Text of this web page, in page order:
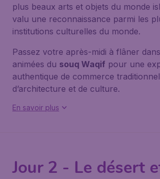
plus beaux arts et objets du monde
valu une reconnaissance parmi les
institutions culturelles du monde.
Passez votre après-midi à flâner
animées du souq Waqif pour une
authentique de commerce
d’architecture et de culture.
En savoir plus
Jour 2 - Le désert